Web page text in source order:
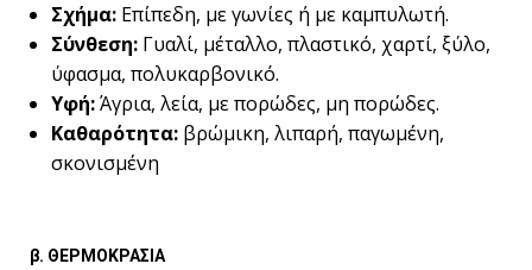
Σχήμα:Επίπεδη, με γωνίες ή με καμπυλωτή.
Σύνθεση:Γυαλί, μέταλλο, πλαστικό, χαρτί, ξύλο,
ύφασμα, πολυκαρβονικό.
Υφή:Άγρια, λεία, με πορώδες, μη πορώδες.
Καθαρότητα:βρώμικη, λιπαρή, παγωμένη,
σκονισμένη
β. ΘΕΡΜΟΚΡΑΣΙΑ